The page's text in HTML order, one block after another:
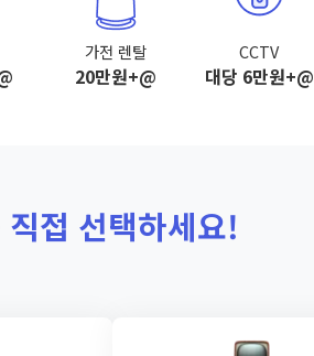
가전 렌탈
20만원+@
CCTV
대당 6만원+@
직접 선택하세요!